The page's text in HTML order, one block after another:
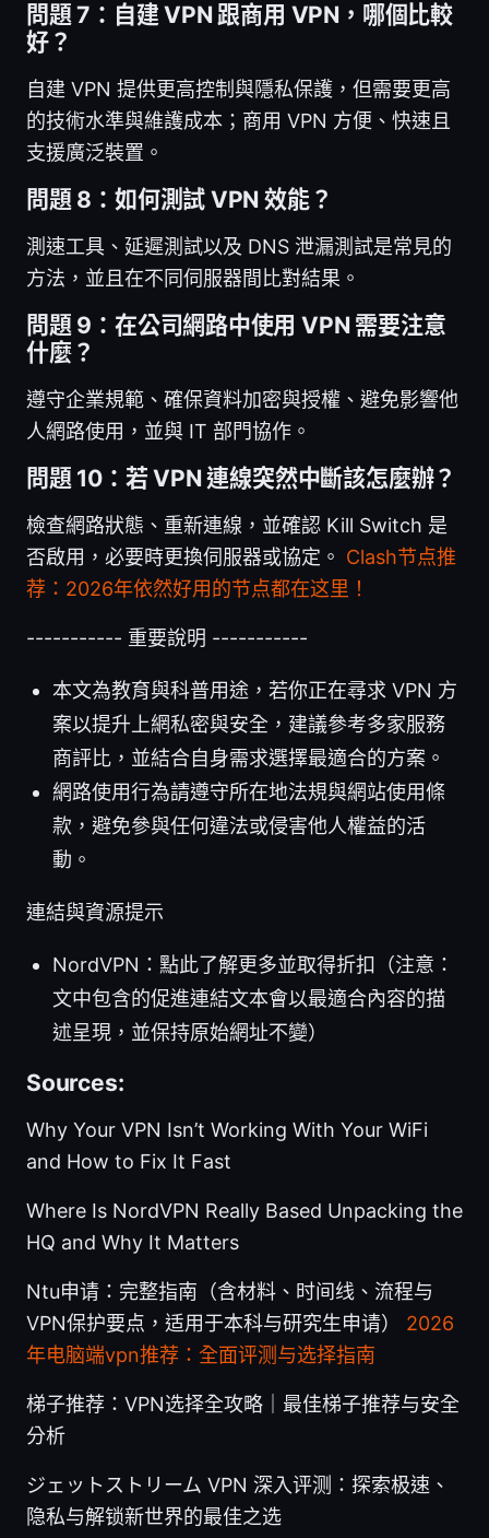
問題 7：自建 VPN 跟商用 VPN，哪個比較
好？
自建 VPN 提供更高控制與隱私保護，但需要更高
的技術水準與維護成本；商用 VPN 方便、快速且
支援廣泛裝置。
問題 8：如何測試 VPN 效能？
測速工具、延遲測試以及 DNS 泄漏測試是常見的
方法，並且在不同伺服器間比對結果。
問題 9：在公司網路中使用 VPN 需要注意
什麼？
遵守企業規範、確保資料加密與授權、避免影響他
人網路使用，並與 IT 部門協作。
問題 10：若 VPN 連線突然中斷該怎麼辦？
檢查網路狀態、重新連線，並確認 Kill Switch 是
否啟用，必要時更換伺服器或協定。 Clash节点推
荐：2026年依然好用的节点都在这里！
----------- 重要說明 -----------
本文為教育與科普用途，若你正在尋求 VPN 方
案以提升上網私密與安全，建議參考多家服務
商評比，並結合自身需求選擇最適合的方案。
網路使用行為請遵守所在地法規與網站使用條
款，避免參與任何違法或侵害他人權益的活
動。
連結與資源提示
NordVPN：點此了解更多並取得折扣（注意：
文中包含的促進連結文本會以最適合內容的描
述呈現，並保持原始網址不變）
Sources:
Why Your VPN Isn’t Working With Your WiFi
and How to Fix It Fast
Where Is NordVPN Really Based Unpacking the
HQ and Why It Matters
Ntu申请：完整指南（含材料、时间线、流程与
VPN保护要点，适用于本科与研究生申请） 2026
年电脑端vpn推荐：全面评测与选择指南
梯子推荐：VPN选择全攻略｜最佳梯子推荐与安全
分析
ジェットストリーム VPN 深入评测：探索极速、
隐私与解锁新世界的最佳之选